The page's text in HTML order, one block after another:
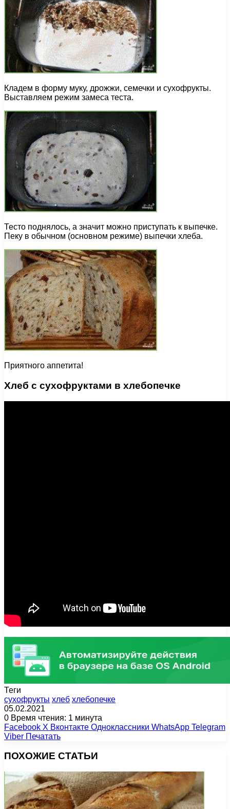
Кладем в форму муку, дрожжи, семечки и сухофрукты.
Выставляем режим замеса теста.
Тесто поднялось, а значит можно приступать к выпечке.
Пеку в обычном (основном режиме) выпечки хлеба.
Приятного аппетита!
Хлеб с сухофруктами в хлебопечке
Теги
сухофрукты хлеб хлебопечке
05.02.2021
0 Время чтения: 1 минута
Facebook X Вконтакте Одноклассники WhatsApp Telegram
Viber Печатать
ПОХОЖИЕ СТАТЬИ